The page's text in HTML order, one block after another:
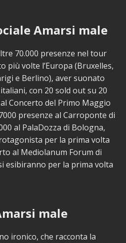
Amarsi male
70.000 presenze nel tour
più volte l’Europa (Bruxelles,
e Berlino), aver suonato
con 20 sold out su 20
Concerto del Primo Maggio
presenze al Carroponte di
al PalaDozza di Bologna,
per la prima volta
al Mediolanum Forum di
esibiranno per la prima volta
male
ironico, che racconta la